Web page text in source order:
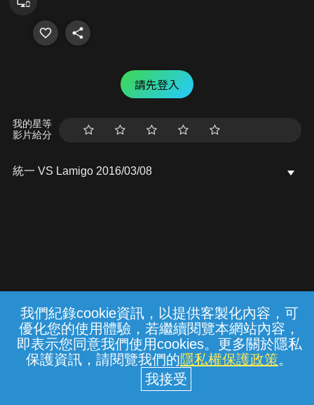
我們紀錄cookie資訊，以提供客製化內容，可
優化您的使用體驗，若繼續閱覽本網站內容，
即表示您同意我們使用cookies。更多關於隱私
保護資訊，請閱覽我們的隱私權保護政策。
請先登入
我的星等
影片給分
統一 VS Lamigo 2016/03/08
常見問題 線上客服 服務條款 隱私權保護
中華電信股份有限公司個人家庭分公司
(統一編號：96979949) © 2026
{{notifyMsg}}